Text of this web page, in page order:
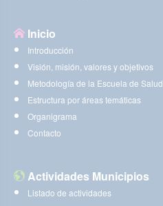
Inicio
Introducción
Visión, misión, valores y objetivos
Metodología de la Escuela de Salud
Estructura por áreas temáticas
Organigrama
Contacto
Actividades Municipios
Listado de actividades